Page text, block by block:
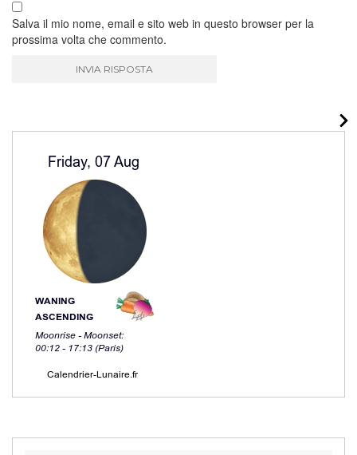
Salva il mio nome, email e sito web in questo browser per la
prossima volta che commento.